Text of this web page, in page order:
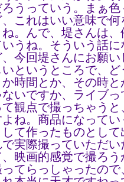
うっていう。まぁ
これはいい意味で
ね。んで、堤さんは
いうね。そういう話
今回堤さんにお願
いというところで、
か時間とか、その時
いですか、ライブ
て観点で撮っちゃう
ね。商品になって
て作ったものとし
実際撮っていただ
映画的感覚で撮ろ
てらっしゃったの